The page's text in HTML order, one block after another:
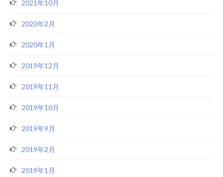
2021年10月
2020年2月
2020年1月
2019年12月
2019年11月
2019年10月
2019年9月
2019年2月
2019年1月